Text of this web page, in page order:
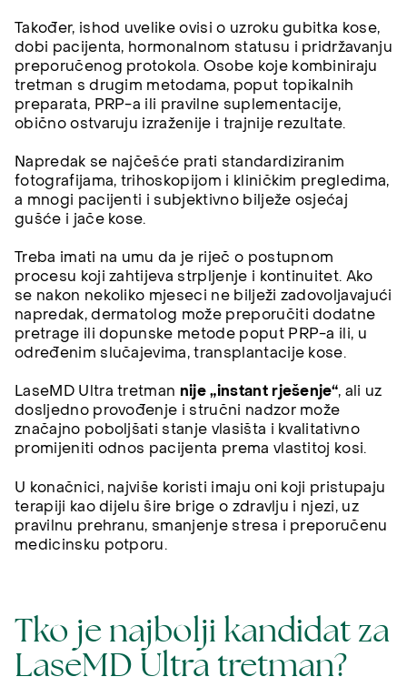
Također, ishod uvelike ovisi o uzroku gubitka kose,
dobi pacijenta, hormonalnom statusu i pridržavanju
preporučenog protokola. Osobe koje kombiniraju
tretman s drugim metodama, poput topikalnih
preparata, PRP-a ili pravilne suplementacije,
obično ostvaruju izraženije i trajnije rezultate.
Napredak se najčešće prati standardiziranim
fotografijama, trihoskopijom i kliničkim pregledima,
a mnogi pacijenti i subjektivno bilježe osjećaj
gušće i jače kose.
Treba imati na umu da je riječ o postupnom
procesu koji zahtijeva strpljenje i kontinuitet. Ako
se nakon nekoliko mjeseci ne bilježi zadovoljavajući
napredak, dermatolog može preporučiti dodatne
pretrage ili dopunske metode poput PRP-a ili, u
određenim slučajevima, transplantacije kose.
LaseMD Ultra tretman nije „instant rješenje“, ali uz
dosljedno provođenje i stručni nadzor može
značajno poboljšati stanje vlasišta i kvalitativno
promijeniti odnos pacijenta prema vlastitoj kosi.
U konačnici, najviše koristi imaju oni koji pristupaju
terapiji kao dijelu šire brige o zdravlju i njezi, uz
pravilnu prehranu, smanjenje stresa i preporučenu
medicinsku potporu.
Tko je najbolji kandidat za
LaseMD Ultra tretman?